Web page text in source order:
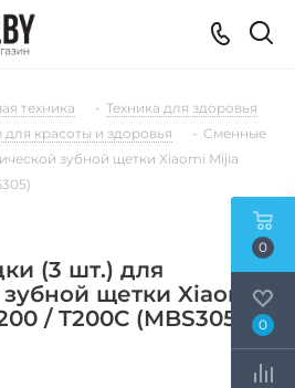
техника - Техника для здоровья
красоты и здоровья - Сменные
зубной щетки Xiaomi Mijia
(3 шт.) для
щетки Xiaomi
/ T200C (MBS305)
0
0